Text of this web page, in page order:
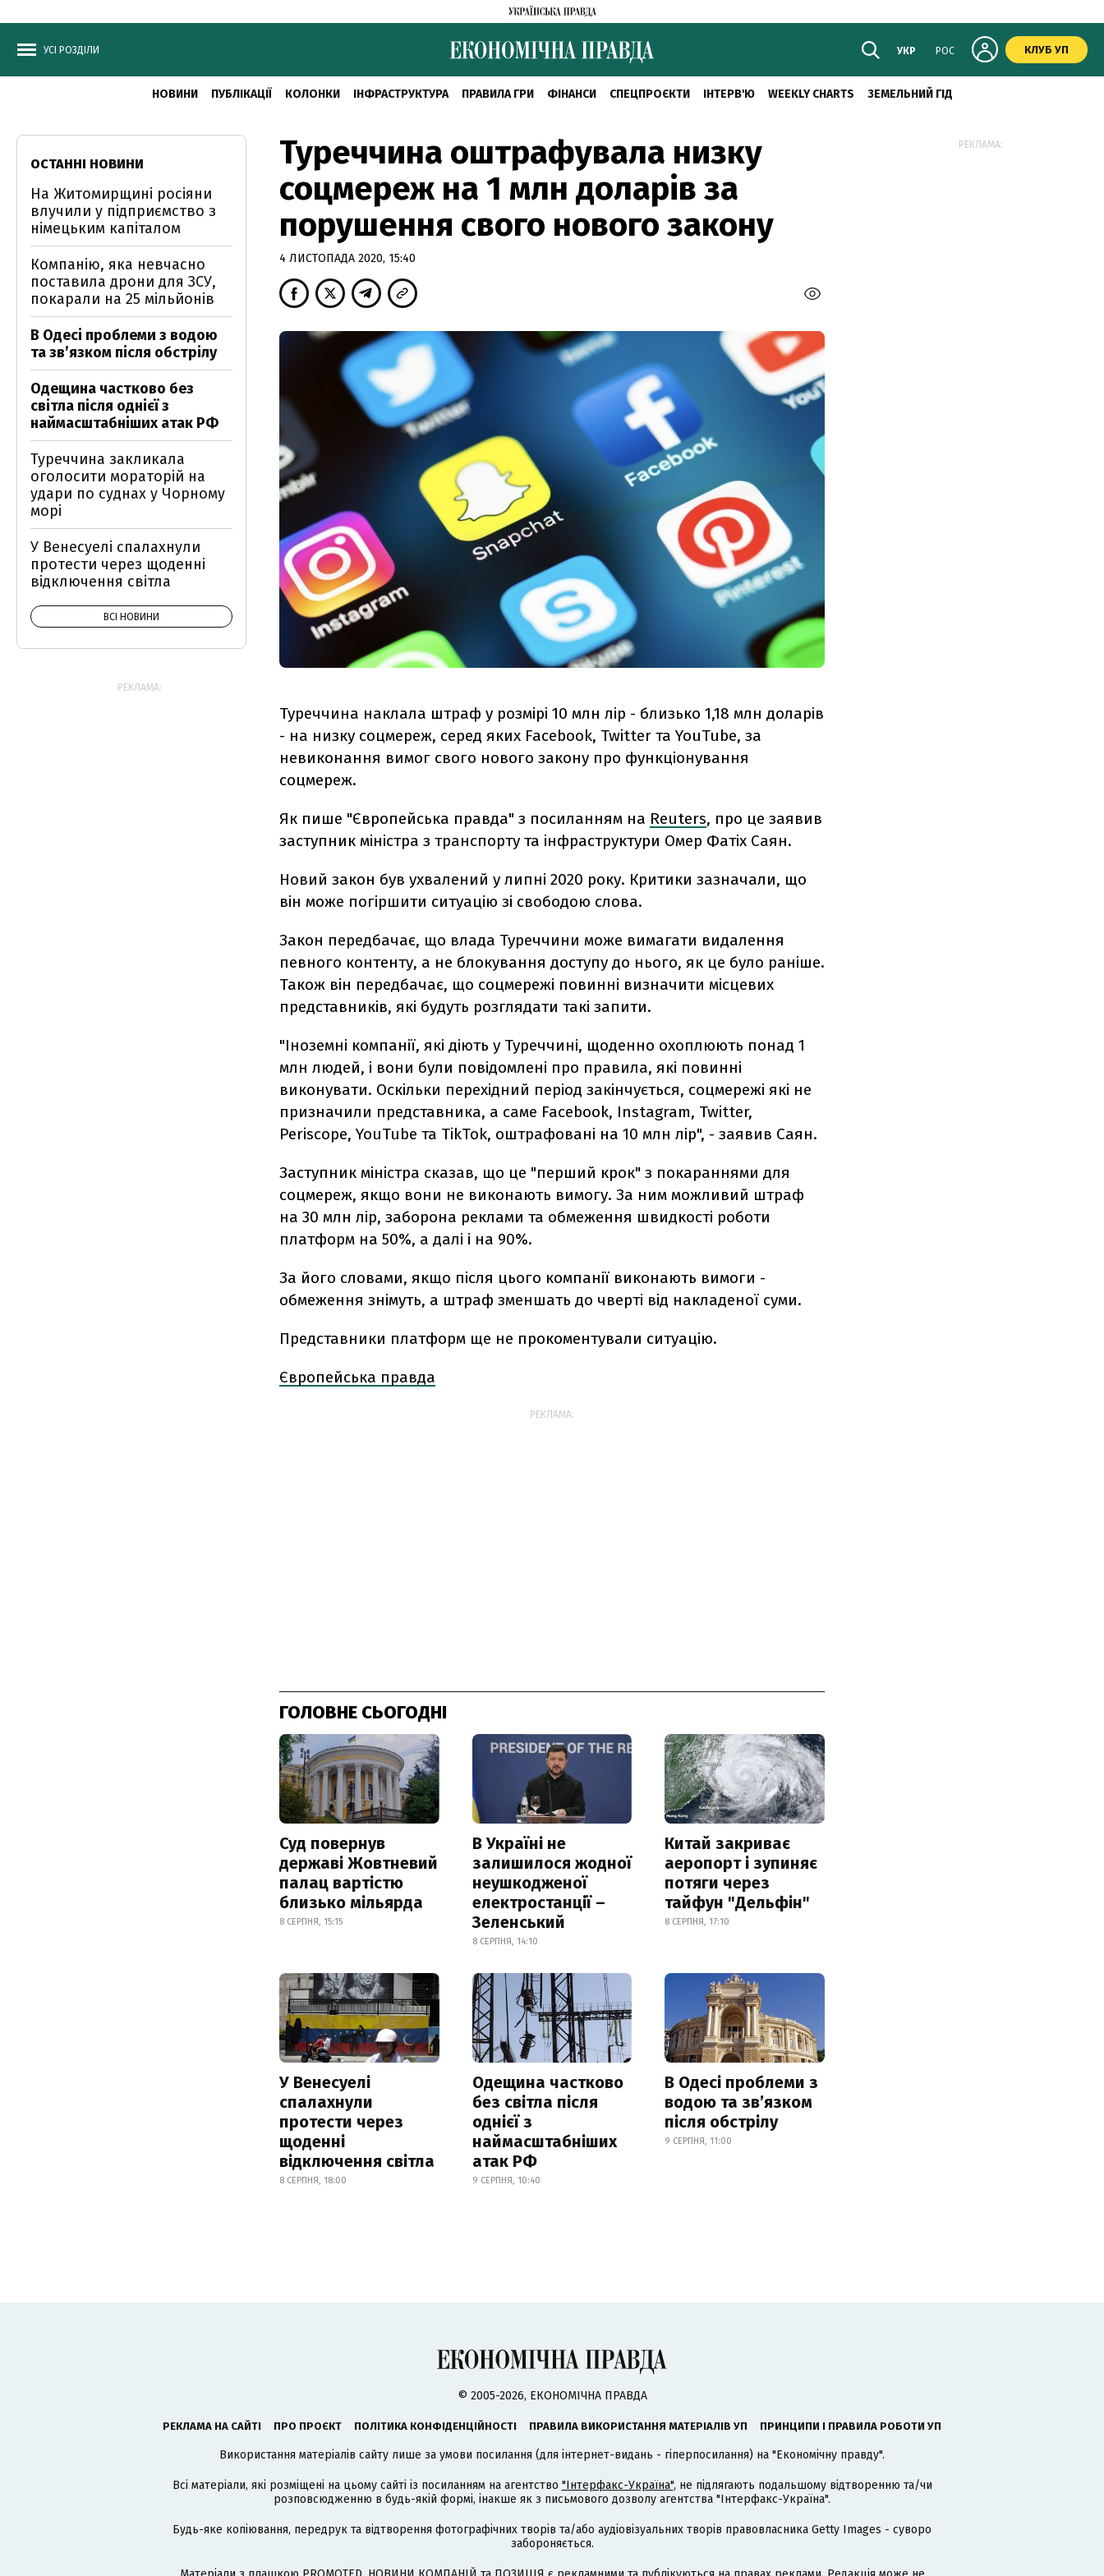
УСІ РОЗДІЛИ УКР РОС КЛУБ УП
НОВИНИ ПУБЛІКАЦІЇ КОЛОНКИ ІНФРАСТРУКТУРА ПРАВИЛА ГРИ ФІНАНСИ СПЕЦПРОЄКТИ ІНТЕРВ'Ю WEEKLY CHARTS ЗЕМЕЛЬНИЙ ГІД
Туреччина оштрафувала низку
соцмереж на 1 млн доларів за
порушення свого нового закону
4 ЛИСТОПАДА 2020, 15:40
Туреччина наклала штраф у розмірі 10 млн лір - близько 1,18 млн доларів
- на низку соцмереж, серед яких Facebook, Twitter та YouTube, за
невиконання вимог свого нового закону про функціонування
соцмереж.
Як пише "Європейська правда" з посиланням на Reuters, про це заявив
заступник міністра з транспорту та інфраструктури Омер Фатіх Саян.
Новий закон був ухвалений у липні 2020 року. Критики зазначали, що
він може погіршити ситуацію зі свободою слова.
Закон передбачає, що влада Туреччини може вимагати видалення
певного контенту, а не блокування доступу до нього, як це було раніше.
Також він передбачає, що соцмережі повинні визначити місцевих
представників, які будуть розглядати такі запити.
"Іноземні компанії, які діють у Туреччині, щоденно охоплюють понад 1
млн людей, і вони були повідомлені про правила, які повинні
виконувати. Оскільки перехідний період закінчується, соцмережі які не
призначили представника, а саме Facebook, Instagram, Twitter,
Periscope, YouTube та TikTok, оштрафовані на 10 млн лір", - заявив Саян.
Заступник міністра сказав, що це "перший крок" з покараннями для
соцмереж, якщо вони не виконають вимогу. За ним можливий штраф
на 30 млн лір, заборона реклами та обмеження швидкості роботи
платформ на 50%, а далі і на 90%.
За його словами, якщо після цього компанії виконають вимоги -
обмеження знімуть, а штраф зменшать до чверті від накладеної суми.
Представники платформ ще не прокоментували ситуацію.
Європейська правда
РЕКЛАМА:
ГОЛОВНЕ СЬОГОДНІ
Суд повернув
державі Жовтневий
палац вартістю
близько мільярда
8 СЕРПНЯ, 15:15
В Україні не
залишилося жодної
неушкодженої
електростанції –
Зеленський
8 СЕРПНЯ, 14:10
Китай закриває
аеропорт і зупиняє
потяги через
тайфун "Дельфін"
8 СЕРПНЯ, 17:10
У Венесуелі
спалахнули
протести через
щоденні
відключення світла
8 СЕРПНЯ, 18:00
Одещина частково
без світла після
однієї з
наймасштабніших
атак РФ
9 СЕРПНЯ, 10:40
В Одесі проблеми з
водою та звʼязком
після обстрілу
9 СЕРПНЯ, 11:00
ОСТАННІ НОВИНИ
На Житомирщині росіяни
влучили у підприємство з
німецьким капіталом
Компанію, яка невчасно
поставила дрони для ЗСУ,
покарали на 25 мільйонів
В Одесі проблеми з водою
та звʼязком після обстрілу
Одещина частково без
світла після однієї з
наймасштабніших атак РФ
Туреччина закликала
оголосити мораторій на
удари по суднах у Чорному
морі
У Венесуелі спалахнули
протести через щоденні
відключення світла
ВСІ НОВИНИ
РЕКЛАМА:
РЕКЛАМА:
© 2005-2026, ЕКОНОМІЧНА ПРАВДА
РЕКЛАМА НА САЙТІ ПРО ПРОЄКТ ПОЛІТИКА КОНФІДЕНЦІЙНОСТІ ПРАВИЛА ВИКОРИСТАННЯ МАТЕРІАЛІВ УП ПРИНЦИПИ І ПРАВИЛА РОБОТИ УП
Використання матеріалів сайту лише за умови посилання (для інтернет-видань - гіперпосилання) на "Економічну правду".
Всі матеріали, які розміщені на цьому сайті із посиланням на агентство "Інтерфакс-Україна", не підлягають подальшому відтворенню та/чи
розповсюдженню в будь-якій формі, інакше як з письмового дозволу агентства "Інтерфакс-Україна".
Будь-яке копіювання, передрук та відтворення фотографічних творів та/або аудіовізуальних творів правовласника Getty Images - суворо
забороняється.